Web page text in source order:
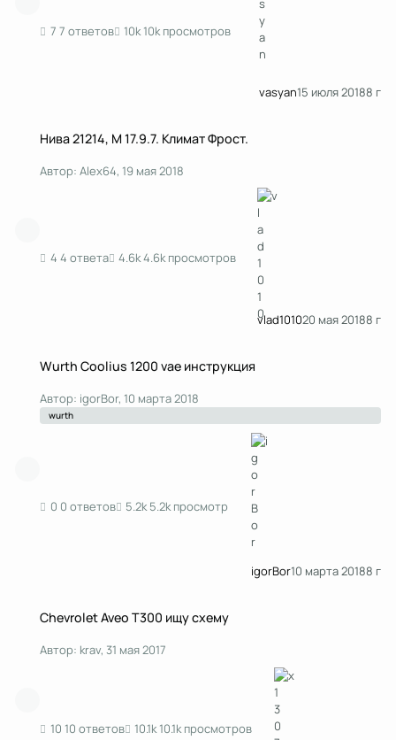
7 ответов 10k просмотров
vasyan15 июля 20188 г
Нива 21214, М 17.9.7. Климат Фрост.
Автор: Alex64, 19 мая 2018
4 ответа 4.6k просмотров
vlad101020 мая 20188 г
Wurth Coolius 1200 vae инструкция
Автор: igorBor, 10 марта 2018
wurth
0 ответов 5.2k просмотр
igorBor10 марта 20188 г
Chevrolet Aveo T300 ищу схему
Автор: krav, 31 мая 2017
10 ответов 10.1k просмотров